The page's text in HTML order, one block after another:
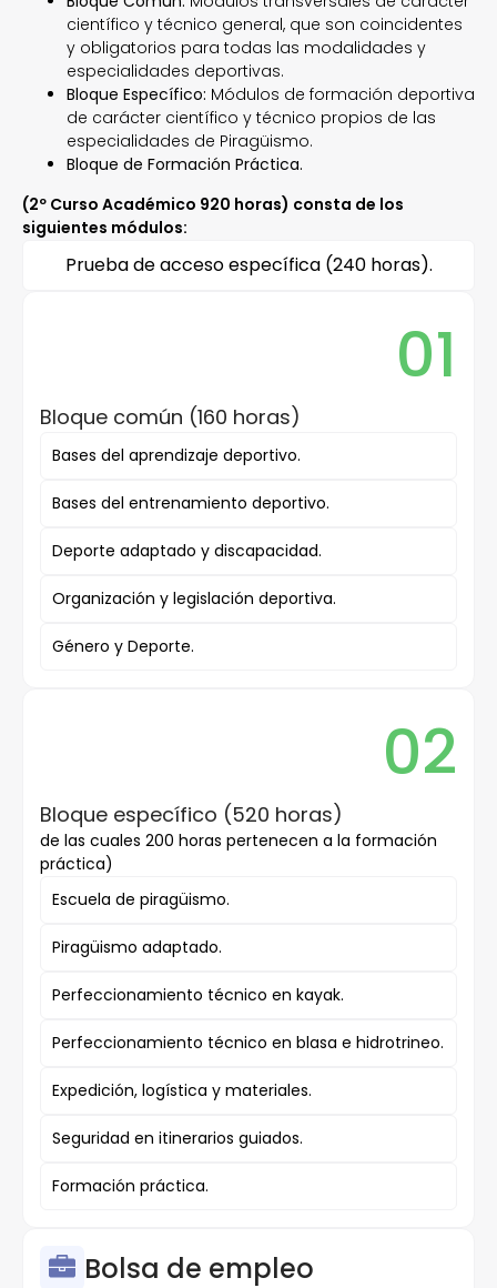
científico y técnico general, que son coincidentes
y obligatorios para todas las modalidades y
especialidades deportivas.
Bloque Específico: Módulos de formación deportiva
de carácter científico y técnico propios de las
especialidades de Piragüismo.
Bloque de Formación Práctica.
(2º Curso Académico 920 horas) consta de los
siguientes módulos:
Prueba de acceso específica (240 horas).
01
Bloque común (160 horas)
Bases del aprendizaje deportivo.
Bases del entrenamiento deportivo.
Deporte adaptado y discapacidad.
Organización y legislación deportiva.
Género y Deporte.
02
Bloque específico (520 horas)
de las cuales 200 horas pertenecen a la formación
práctica)
Escuela de piragüismo.
Piragüismo adaptado.
Perfeccionamiento técnico en kayak.
Perfeccionamiento técnico en blasa e hidrotrineo.
Expedición, logística y materiales.
Seguridad en itinerarios guiados.
Formación práctica.
Bolsa de empleo